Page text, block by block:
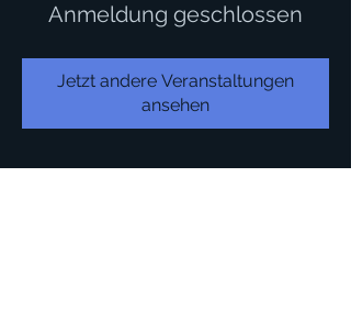
Anmeldung geschlossen
Jetzt andere Veranstaltungen
ansehen